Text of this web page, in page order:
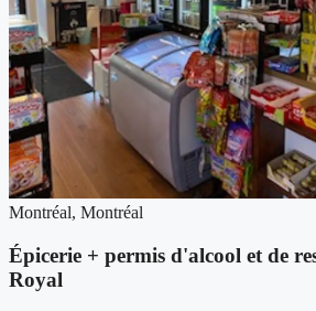
Montréal, Montréal
Épicerie + permis d'alcool et de
Royal